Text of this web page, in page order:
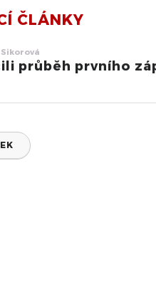
ČLÁNKY
Sikorová
průběh prvního